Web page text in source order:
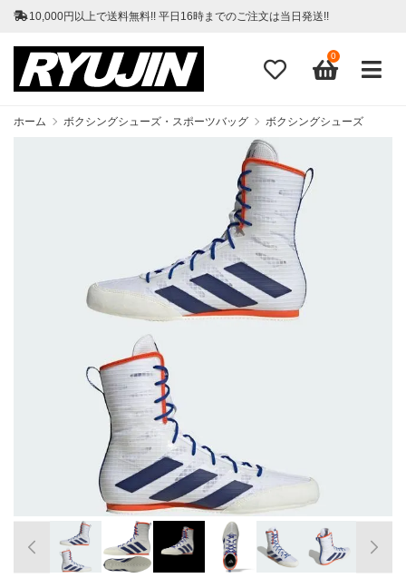
10,000円以上で送料無料!! 平日16時までのご注文は当日発送!!
0
ホーム ボクシングシューズ・スポーツバッグ ボクシングシューズ